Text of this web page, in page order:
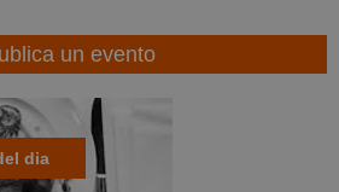
un evento
dia